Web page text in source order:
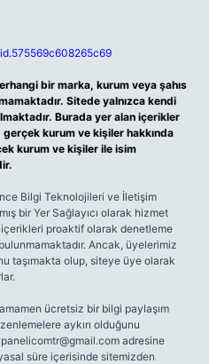
bir marka, kurum veya şahıs
Sitede yalnızca kendi
Burada yer alan içerikler
kurum ve kişiler hakkında
kurum ve kişiler ile isim
Bilgi Teknolojileri ve İletişim
bir Yer Sağlayıcı olarak hizmet
proaktif olarak denetleme
Ancak, üyelerimiz
taşımakta olup, siteye üye olarak
ücretsiz bir bilgi paylaşım
aykırı olduğunu
adresine
süre içerisinde sitemizden